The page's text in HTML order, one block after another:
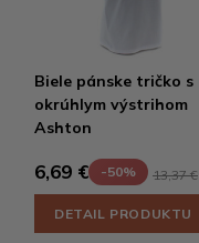
Biele pánske tričko s
okrúhlym výstrihom
Ashton
6,69 € -50% 13,37 €
DETAIL PRODUKTU